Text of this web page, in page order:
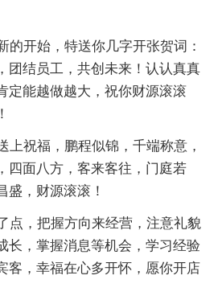
的开始，特送你几字开张贺词：
团结员工，共创未来！认认真真
定能越做越大，祝你财源滚滚
上祝福，鹏程似锦，千端称意，
四面八方，客来客往，门庭若
盛，财源滚滚！
点，把握方向来经营，注意礼貌
长，掌握消息等机会，学习经验
客，幸福在心多开怀，愿你开店